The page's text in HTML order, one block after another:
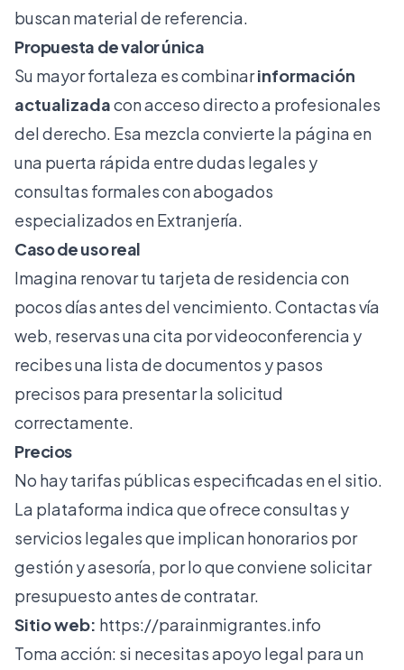
buscan material de referencia.
Propuesta de valor única
Su mayor fortaleza es combinarinformación
actualizadacon acceso directo a profesionales
del derecho. Esa mezcla convierte la página en
una puerta rápida entre dudas legales y
consultas formales con abogados
especializados en Extranjería.
Caso de uso real
Imagina renovar tu tarjeta de residencia con
pocos días antes del vencimiento. Contactas vía
web, reservas una cita por videoconferencia y
recibes una lista de documentos y pasos
precisos para presentar la solicitud
correctamente.
Precios
No hay tarifas públicas especificadas en el sitio.
La plataforma indica que ofrece consultas y
servicios legales que implican honorarios por
gestión y asesoría, por lo que conviene solicitar
presupuesto antes de contratar.
Sitio web: https://parainmigrantes.info
Toma acción: si necesitas apoyo legal para un